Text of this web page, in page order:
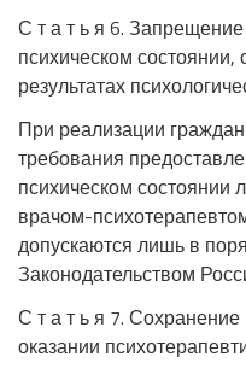
С т а т ь я 6.
психическом состоянии,
результатах
При реализации
требования
психическом состоянии
врачом-
допускаются лишь в
Законодательством
С т а т ь я 7.
оказании